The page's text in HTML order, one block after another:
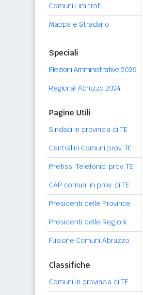
Comuni Limitrofi
Mappa e Stradario
Speciali
Elezioni Amministrative 2026
Regionali Abruzzo 2024
Pagine Utili
Sindaci in provincia di TE
Centralini Comuni prov. TE
Prefissi Telefonici prov. TE
CAP comuni in prov. di TE
Presidenti delle Province
Presidenti delle Regioni
Fusione Comuni Abruzzo
Classifiche
Comuni in provincia di TE